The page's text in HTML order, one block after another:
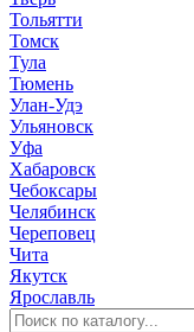
Тольятти
Томск
Тула
Тюмень
Улан-Удэ
Ульяновск
Уфа
Хабаровск
Чебоксары
Челябинск
Череповец
Чита
Якутск
Ярославль